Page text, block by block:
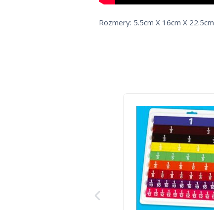
Rozmery: 5.5cm X 16cm X 22.5cm